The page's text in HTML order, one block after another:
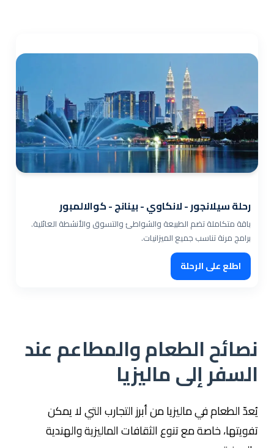
رحلة سيلانجور - لانكاوي - بينانج - كوالالمبور
باقة متكاملة تضم الطبيعة والشواطئ والتسوق والأنشطة العائلية.
برامج مرنة تناسب جميع الميزانيات.
اطلع على الرحلة
نصائح الطعام والمطاعم عند
السفر إلى ماليزيا
يُعدّ الطعام في ماليزيا من أبرز التجارب التي لا يمكن
تفويتها، خاصة مع تنوع الثقافات الماليزية والهندية